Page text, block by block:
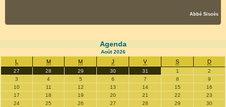
Abbé Sisoès
Agenda
Août2026
L M M J V S D
27 28 29 30 31 1
2
3
4 5 6 7 8
9
10
11 12 13 14 15
16
17
18 19 20 21 22
23
24
25 26 27 28 29
30